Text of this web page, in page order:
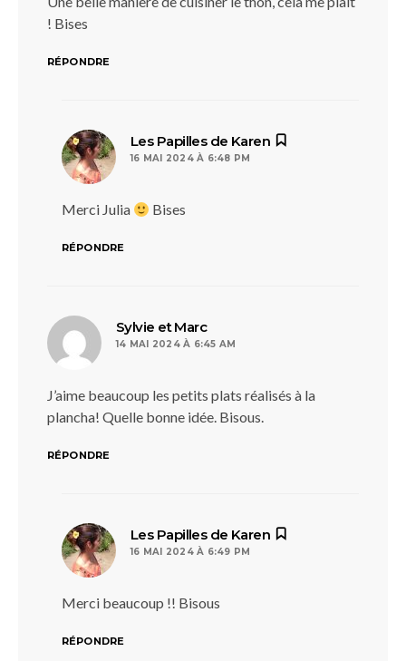
! Bises
RÉPONDRE
Les Papilles de Karen
16 MAI 2024 À 6:48 PM
Merci Julia Bises
RÉPONDRE
Sylvie et Marcdit :
14 MAI 2024 À 6:45 AM
J’aime beaucoup les petits plats réalisés à la
plancha! Quelle bonne idée. Bisous.
RÉPONDRE
Les Papilles de Karen
16 MAI 2024 À 6:49 PM
Merci beaucoup !! Bisous
RÉPONDRE